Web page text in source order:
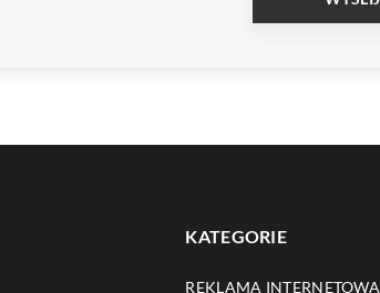
KATEGORIE
REKLAMA INTERNETOWA